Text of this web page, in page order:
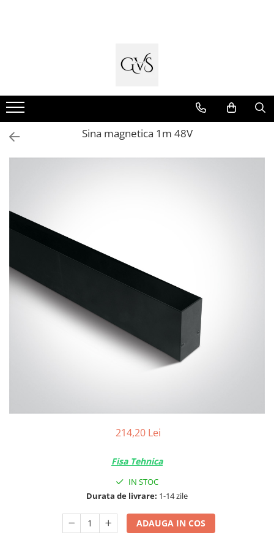
Conductori - Fy - Myf
Cabluri tip Cordon (MYYM)
Cabluri tip CYY-F
Cabluri Bransament
Cabluri Internet - TV
Cabluri Alarmă - Incendiu
Fibră Optică
Tablouri si Sigurante
Tablouri Organizare
Cutii Sigurante
Sigurante Automate
Relee de comanda si supraveghere
Sina magnetica 1m 48V
214,20 Lei
Fisa Tehnica
IN STOC
Durata de livrare: 1-14 zile
ADAUGA IN COS